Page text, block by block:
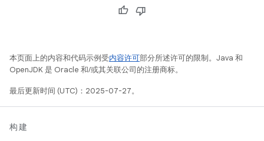
本页面上的内容和代码示例受内容许可部分所述许可的限制。Java 和
OpenJDK 是 Oracle 和/或其关联公司的注册商标。
最后更新时间 (UTC)：2025-07-27。
构建